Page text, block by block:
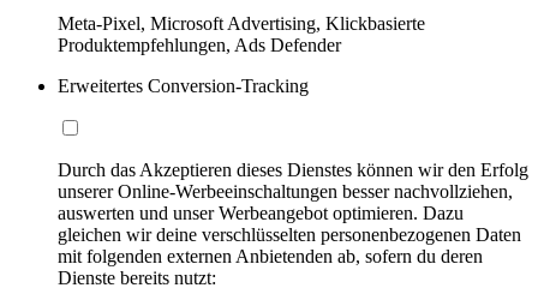
Meta-Pixel, Microsoft Advertising, Klickbasierte
Produktempfehlungen, Ads Defender
Erweitertes Conversion-Tracking
Durch das Akzeptieren dieses Dienstes können wir den Erfolg
unserer Online-Werbeeinschaltungen besser nachvollziehen,
auswerten und unser Werbeangebot optimieren. Dazu
gleichen wir deine verschlüsselten personenbezogenen Daten
mit folgenden externen Anbietenden ab, sofern du deren
Dienste bereits nutzt: